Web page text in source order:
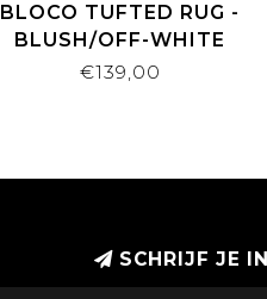
BLOCO TUFTED RUG -
BLUSH/OFF-WHITE
€139,00
SCHRIJF JE